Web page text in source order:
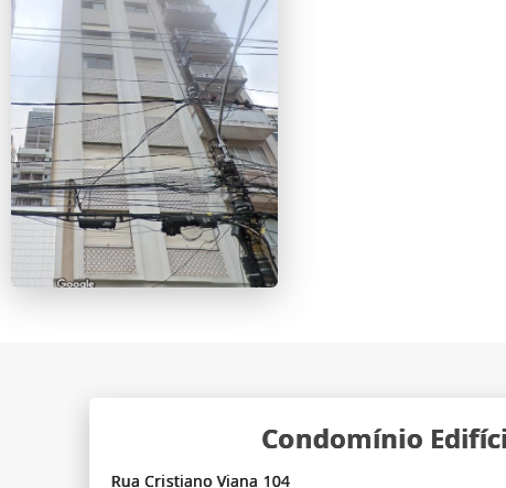
Condomínio
Rua Cristiano Viana 104